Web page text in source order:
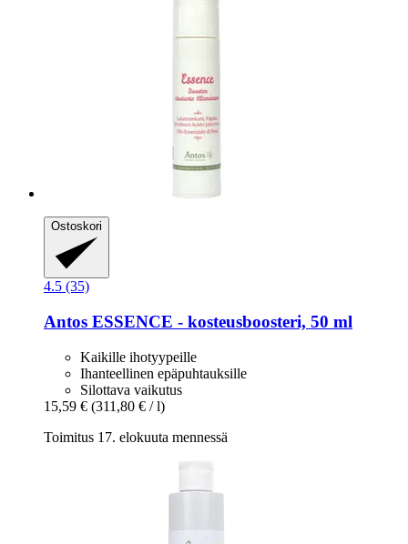
Ostoskori
4.5 (35)
Antos ESSENCE -​ kosteusboosteri, 50 ml
Kaikille ihotyypeille
Ihanteellinen epäpuhtauksille
Silottava vaikutus
15,59 € (311,80 € / l)
Toimitus 17. elokuuta mennessä